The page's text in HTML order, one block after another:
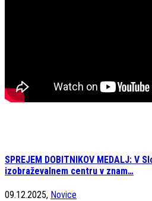
SPREJEM DOBITNIKOV MEDALJ: V
izobraževalnem centru v znam…
09.12.2025, Novice